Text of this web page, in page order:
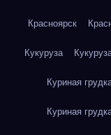
Красноярск
Кукуруза
Куриная
Куриная